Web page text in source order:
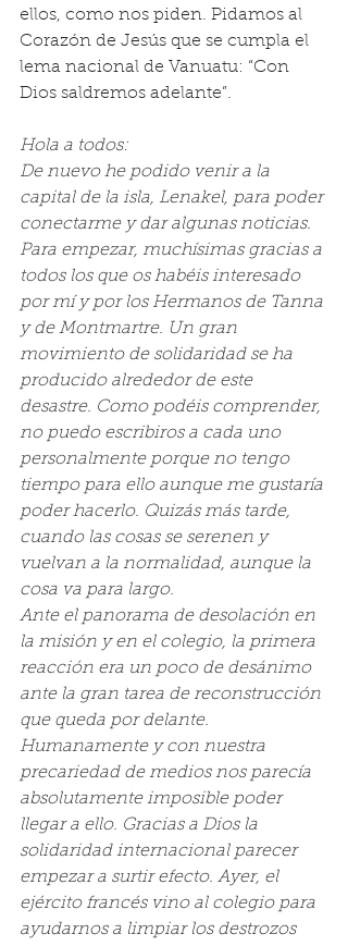
ellos, como nos piden. Pidamos al
Corazón de Jesús que se cumpla el
lema nacional de Vanuatu: “Con
Dios saldremos adelante”.
Hola a todos:
De nuevo he podido venir a la
capital de la isla, Lenakel, para poder
conectarme y dar algunas noticias.
Para empezar, muchísimas gracias a
todos los que os habéis interesado
por mí y por los Hermanos de Tanna
y de Montmartre. Un gran
movimiento de solidaridad se ha
producido alrededor de este
desastre. Como podéis comprender,
no puedo escribiros a cada uno
personalmente porque no tengo
tiempo para ello aunque me gustaría
poder hacerlo. Quizás más tarde,
cuando las cosas se serenen y
vuelvan a la normalidad, aunque la
cosa va para largo.
Ante el panorama de desolación en
la misión y en el colegio, la primera
reacción era un poco de desánimo
ante la gran tarea de reconstrucción
que queda por delante.
Humanamente y con nuestra
precariedad de medios nos parecía
absolutamente imposible poder
llegar a ello. Gracias a Dios la
solidaridad internacional parecer
empezar a surtir efecto. Ayer, el
ejército francés vino al colegio para
ayudarnos a limpiar los destrozos